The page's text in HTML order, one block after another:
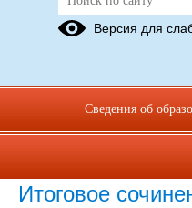
ГИА-11
Итоговое
Версия для
Сведения об